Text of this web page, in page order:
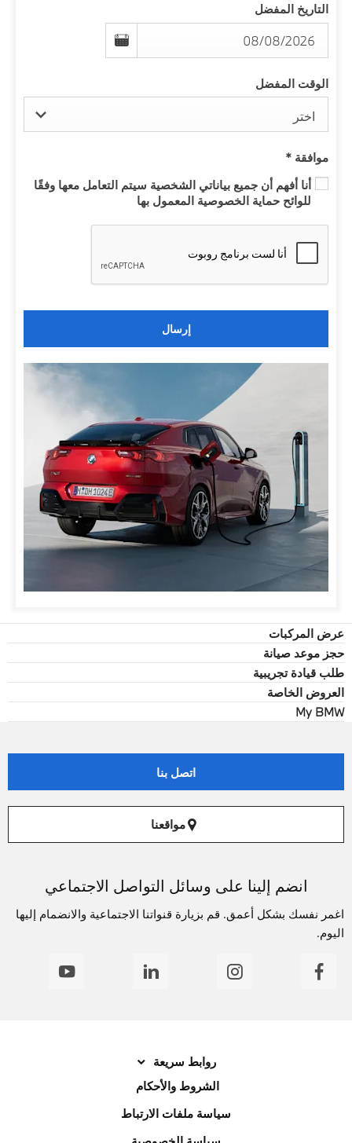
التاريخ المفضل
الوقت المفضل
اختر
موافقة*
أنا أفهم أن جميع بياناتي الشخصية سيتم التعامل معها وفقًا
للوائح حماية الخصوصية المعمول بها
إرسال
عرض المركبات
حجز موعد صيانة
طلب قيادة تجريبية
العروض الخاصة
My BMW
اتصل بنا
مواقعنا
انضم إلينا على وسائل التواصل الاجتماعي
اغمر نفسك بشكل أعمق. قم بزيارة قنواتنا الاجتماعية والانضمام إليها
اليوم.
روابط سريعة
الشروط والأحكام
سياسة ملفات الارتباط